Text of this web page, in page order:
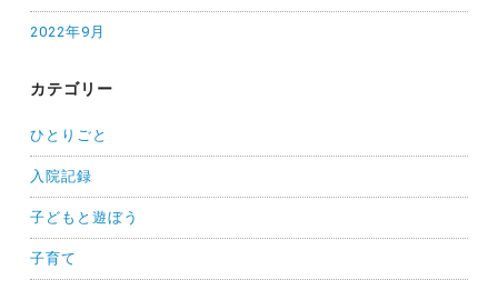
2022年9月
カテゴリー
ひとりごと
入院記録
子どもと遊ぼう
子育て